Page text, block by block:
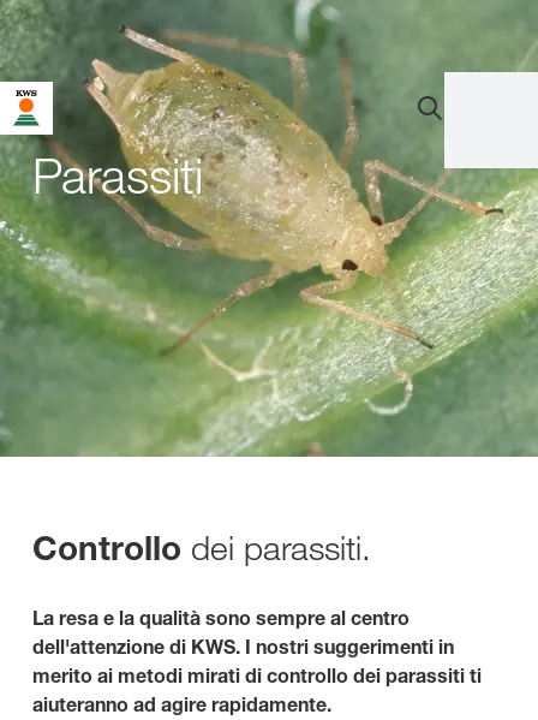
Parassiti
Controllo dei parassiti.
La resa e la qualità sono sempre al centro
dell'attenzione di KWS. I nostri suggerimenti in
merito ai metodi mirati di controllo dei parassiti ti
aiuteranno ad agire rapidamente.